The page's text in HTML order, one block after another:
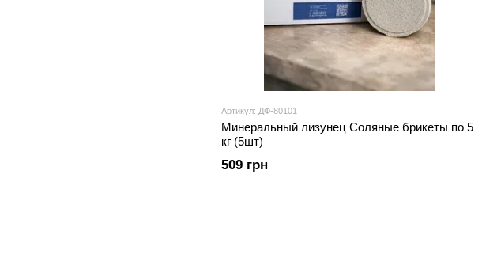
Артикул: ДФ-80101
Минеральный лизунец Соляные брикеты по 5
кг (5шт)
509 грн